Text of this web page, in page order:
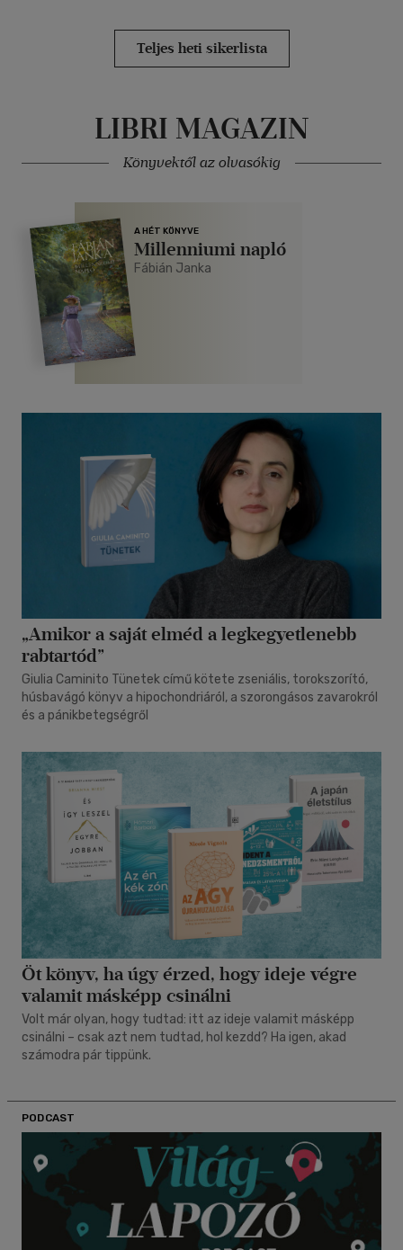
Teljes heti sikerlista
LIBRI MAGAZIN
Könyvektől az olvasókig
A HÉT KÖNYVE
Millenniumi napló
Fábián Janka
„Amikor a saját elméd a legkegyetlenebb
rabtartód”
Giulia Caminito Tünetek című kötete zseniális, torokszorító,
húsbavágó könyv a hipochondriáról, a szorongásos zavarokról
és a pánikbetegségről
Öt könyv, ha úgy érzed, hogy ideje végre
valamit másképp csinálni
Volt már olyan, hogy tudtad: itt az ideje valamit másképp
csinálni – csak azt nem tudtad, hol kezdd? Ha igen, akad
számodra pár tippünk.
PODCAST